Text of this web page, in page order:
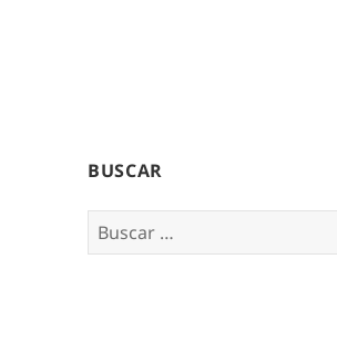
BUSCAR
Buscar: